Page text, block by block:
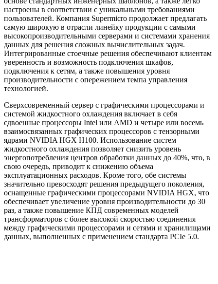
настроены в соответствии с уникальными требованиями
пользователей. Компания Supermicro продолжает предлагать
самую широкую в отрасли линейку продукции с самыми
высокопроизводительными серверами и системами хранения
данных для решения сложных вычислительных задач.
Интегрированные стоечные решения обеспечивают клиентам
уверенность и возможность подключения шкафов,
подключения к сетям, а также повышения уровня
производительности с опережением темпа управления
технологией.
Сверхсовременный сервер с графическими процессорами и
системой жидкостного охлаждения включает в себя
сдвоенные процессоры Intel или AMD и четыре или восемь
взаимосвязанных графических процессоров с тензорными
ядрами NVIDIA HGX H100. Использование систем
жидкостного охлаждения позволяет снизить уровень
энергопотребления центров обработки данных до 40%, что, в
свою очередь, приводит к снижению объема
эксплуатационных расходов. Кроме того, обе системы
значительно превосходят решения предыдущего поколения,
оснащенные графическими процессорами NVIDIA HGX, что
обеспечивает увеличение уровня производительности до 30
раз, а также повышение КПД современных моделей
трансформаторов с более высокой скоростью соединения
между графическими процессорами и сетями и хранилищами
данных, выполненных с применением стандарта PCIe 5.0.